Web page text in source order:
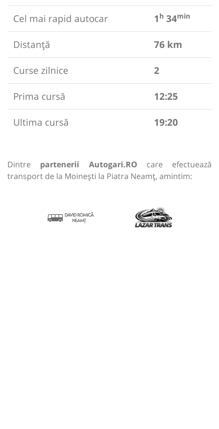
Cel mai rapid autocar
1 h 34min
Distanță
76 km
Curse zilnice
2
Prima cursă
12:25
Ultima cursă
19:20
Dintre partenerii Autogari.RO care efectuează
transport de la Moinești la Piatra Neamț, amintim: